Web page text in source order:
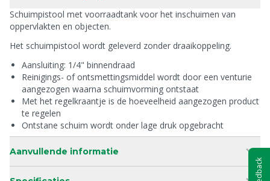
Schuimpistool met voorraadtank voor het inschuimen van
oppervlakten en objecten.
Het schuimpistool wordt geleverd zonder draaikoppeling.
Aansluiting: 1/4" binnendraad
Reinigings- of ontsmettingsmiddel wordt door een venturie
aangezogen waarna schuimvorming ontstaat
Met het regelkraantje is de hoeveelheid aangezogen product
te regelen
Ontstane schuim wordt onder lage druk opgebracht
Aanvullende informatie
Feedback